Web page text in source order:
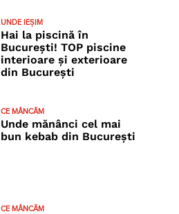
UNDE IEȘIM
Hai la piscină în
București! TOP piscine
interioare și exterioare
din București
CE MÂNCĂM
Unde mănânci cel mai
bun kebab din București
CE MÂNCĂM